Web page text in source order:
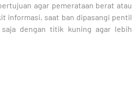
agar pemerataan berat atau
informasi, saat ban dipasangi pentil
dengan titik kuning agar lebih